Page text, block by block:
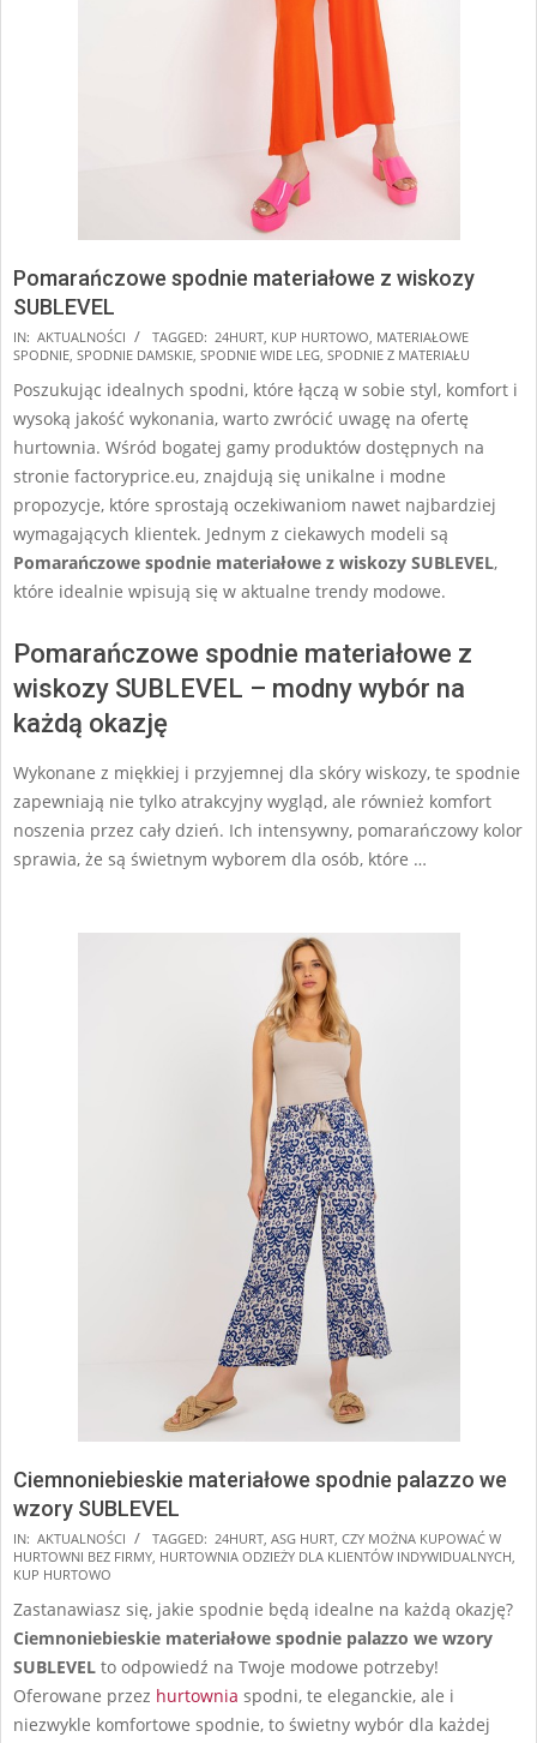
Pomarańczowe spodnie materiałowe z wiskozy
SUBLEVEL
2024-
09-
17
IN: AKTUALNOŚCI TAGGED: 24HURT KUP HURTOWO MATERIAŁOWE
SPODNIE SPODNIE DAMSKIE SPODNIE WIDE LEG SPODNIE Z MATERIAŁU
Poszukując idealnych spodni, które łączą w sobie styl, komfort i
wysoką jakość wykonania, warto zwrócić uwagę na ofertę
hurtownia. Wśród bogatej gamy produktów dostępnych na
stronie factoryprice.eu, znajdują się unikalne i modne
propozycje, które sprostają oczekiwaniom nawet najbardziej
wymagających klientek. Jednym z ciekawych modeli są
Pomarańczowe spodnie materiałowe z wiskozy SUBLEVEL,
które idealnie wpisują się w aktualne trendy modowe.
Pomarańczowe spodnie materiałowe z
wiskozy SUBLEVEL – modny wybór na
każdą okazję
Wykonane z miękkiej i przyjemnej dla skóry wiskozy, te spodnie
zapewniają nie tylko atrakcyjny wygląd, ale również komfort
noszenia przez cały dzień. Ich intensywny, pomarańczowy kolor
sprawia, że są świetnym wyborem dla osób, które …
Ciemnoniebieskie materiałowe spodnie palazzo we
wzory SUBLEVEL
2024-
09-
IN: AKTUALNOŚCI TAGGED: 24HURT, ASG HURT, CZY MOŻNA KUPOWAĆ W
HURTOWNI BEZ FIRMY, HURTOWNIA ODZIEŻY DLA KLIENTÓW INDYWIDUALNYCH,
KUP HURTOWO
Zastanawiasz się, jakie spodnie będą idealne na każdą okazję?
Ciemnoniebieskie materiałowe spodnie palazzo we wzory
SUBLEVEL to odpowiedź na Twoje modowe potrzeby!
Oferowane przez hurtownia spodni, te eleganckie, ale i
niezwykle komfortowe spodnie, to świetny wybór dla każdej